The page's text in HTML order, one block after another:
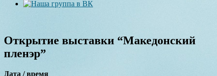
Открытие выставки “Македонский
пленэр”
Дата / время